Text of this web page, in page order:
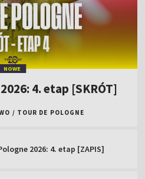
NOWE
4. etap [SKRÓT]
/ TOUR DE POLOGNE
2026: 4. etap [ZAPIS]